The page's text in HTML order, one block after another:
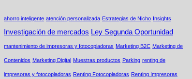
ahorro inteligente atención personalizada Estrategias de Nicho Insights
Investigación de mercados Ley Segunda Oportunidad
mantenimiento de impresoras y fotocopiadoras Marketing B2C Marketing de
Contenidos Marketing Digital Muestras productos Parking renting de
impresoras y fotocopiadoras Renting Fotocopiadoras Renting Impresoras